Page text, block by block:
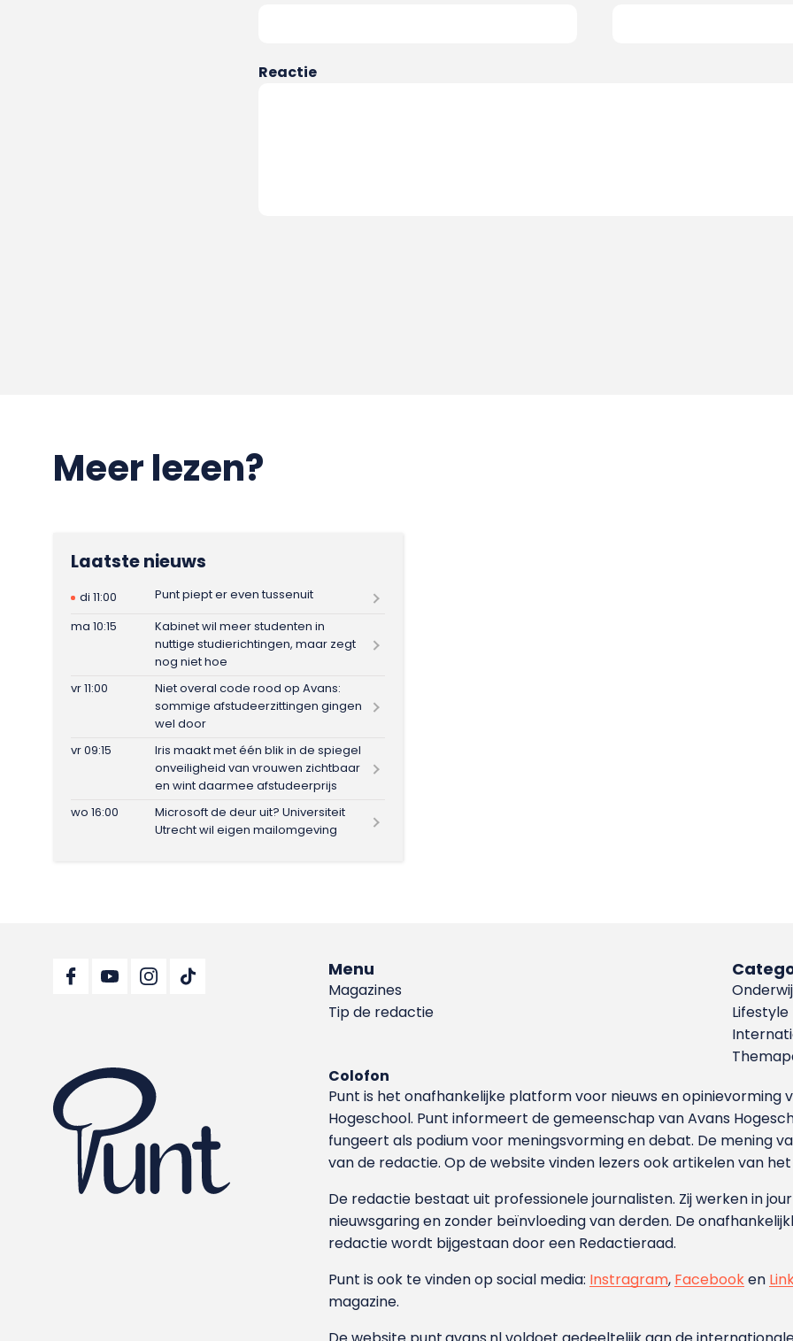
Reactie
Meer lezen?
Laatste nieuws
di 11:00
Punt piept er even tussenuit
ma 10:15
Kabinet wil meer studenten in
nuttige studierichtingen, maar zegt
nog niet hoe
vr 11:00
Niet overal code rood op Avans:
sommige afstudeerzittingen gingen
wel door
vr 09:15
Iris maakt met één blik in de spiegel
onveiligheid van vrouwen zichtbaar
en wint daarmee afstudeerprijs
wo 16:00
Microsoft de deur uit? Universiteit
Utrecht wil eigen mailomgeving
Menu
Magazines
Tip de redactie
Lifestyle
Colofon
Punt is het onafhankelijke platform voor nieuws en
Hoge­school. Punt informeert de gemeenschap van Avans
fungeert als podium voor meningsvorming en debat. De mening
van de redactie. Op de website vinden lezers ook artikelen van
De redactie bestaat uit professionele journalisten. Zij werken in
nieuwsgaring en zonder beïnvloeding van derden. De
redactie wordt bijgestaan door een Redactieraad.
Punt is ook te vinden op social media: Instragram, Facebooken
magazine.